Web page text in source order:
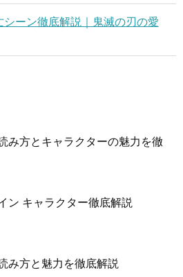
シーン徹底解説｜鬼滅の刃の愛
み方とキャラクターの魅力を徹
ン キャラクター徹底解説
み方と魅力を徹底解説